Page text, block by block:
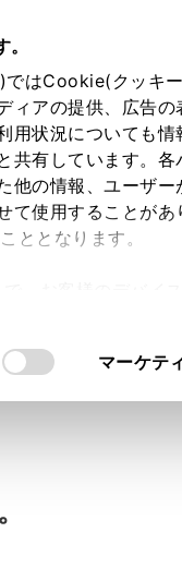
)ではCookie(クッキ
アの提供、広告の
用状況についても
共有しています。
他の情報、ユーザ
て使用することが
ととなります。
マーケテ